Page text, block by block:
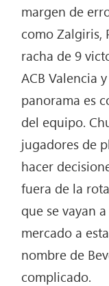
margen de
como Zalgiris,
racha de 9
ACB Valencia
panorama es
del equipo.
jugadores de
hacer
fuera de la
que se vayan
mercado a
nombre de
complicado.